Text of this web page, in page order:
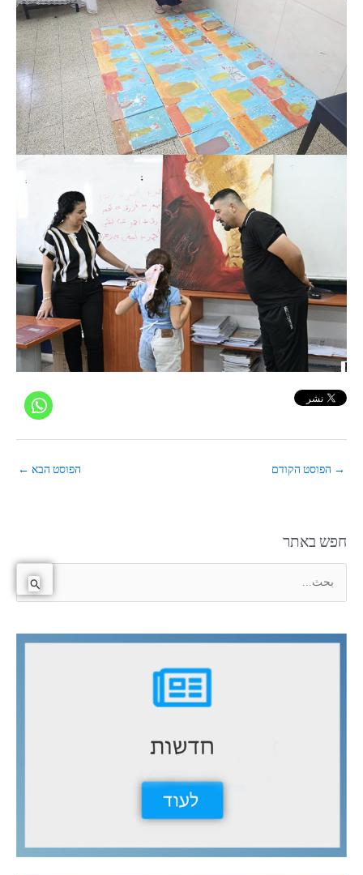
→הפוסט הקודם הפוסט הבא←
חפש באתר